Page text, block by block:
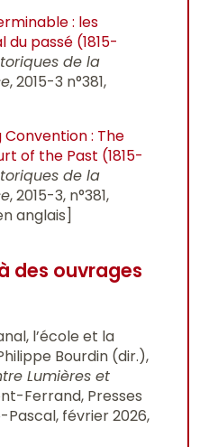
: les
passé (1815-
de la
, 2015-3 n°381,
: The
of the Past (1815-
de la
, 2015-3, n°381,
anglais]
des ouvrages
l’école et la
Bourdin (dir.),
Lumières et
Ferrand, Presses
Pascal, février 2026,